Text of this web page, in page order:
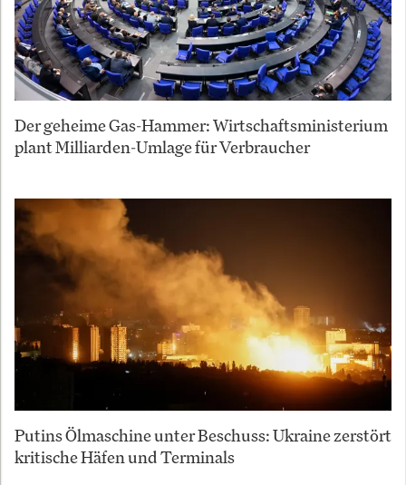
Der geheime Gas-Hammer: Wirtschaftsministerium
plant Milliarden-Umlage für Verbraucher
Putins Ölmaschine unter Beschuss: Ukraine zerstört
kritische Häfen und Terminals